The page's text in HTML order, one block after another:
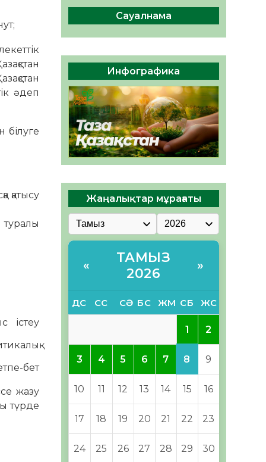
әдеп
білуге
қатысу
істеу
бет
жазу
түрде
Руслан Рүстемұлы облыс
әкімінің кеңесшісі болып
тағайындалды
05.08.2026
47 0
Сауалнама
Инфографика
Жаңалықтар мұрағаты
«
ТАМЫЗ
2026
»
ДС СС СӘ БС ЖМ СБ ЖС
1 2
3 4 5 6 7 8 9
10 11 12 13 14 15 16
17 18 19 20 21 22 23
24 25 26 27 28 29 30